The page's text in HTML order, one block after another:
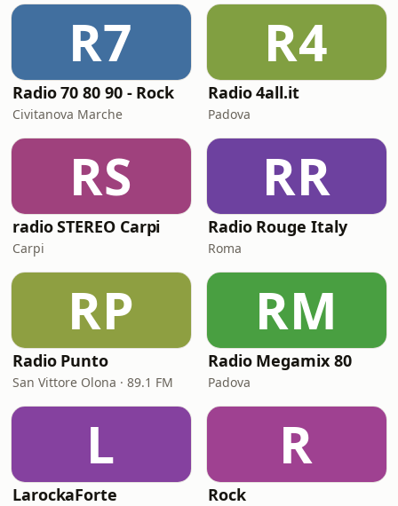
R7
Radio 70 80 90 - Rock
Civitanova Marche
R4
Radio 4all.it
Padova
RS
radio STEREO Carpi
Carpi
RR
Radio Rouge Italy
Roma
RP
Radio Punto
San Vittore Olona · 89.1 FM
RM
Radio Megamix 80
Padova
L
LarockaForte
R
Rock